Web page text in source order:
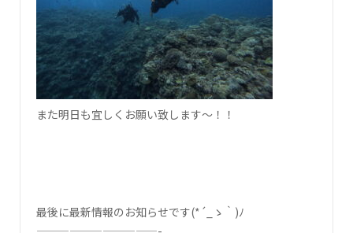
また明日も宜しくお願い致します～！！
最後に最新情報のお知らせです(*´_ゝ｀)ﾉ